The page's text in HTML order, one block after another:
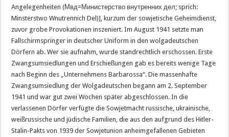
Angelegenheiten (Мвд=Министерство внутренних дел; sprich:
Minsterstwo Wnutrennich Del)], kurzum der sowjetische Geheimdienst,
zuvor grobe Provokationen inszeniert. Im August 1941 setzte man
Fallschirmspringer in deutscher Uniform in den wolgadeutschen
Dörfern ab. Wer sie aufnahm, wurde standrechtlich erschossen. Erste
Zwangsumsiedlungen und Erschießungen gab es bereits wenige Tage
nach Beginn des „Unternehmens Barbarossa“. Die massenhafte
Zwangsumsiedlung der Wolgadeutschen begann am 2. September
1941 und war gut zwei Wochen später abgeschlossen. In die
verlassenen Dörfer verfügte die Sowjetmacht russische, ukrainische,
weißrussische und jüdische Familien, die aus den aufgrund des Hitler-
Stalin-Pakts von 1939 der Sowjetunion anheimgefallenen Gebieten